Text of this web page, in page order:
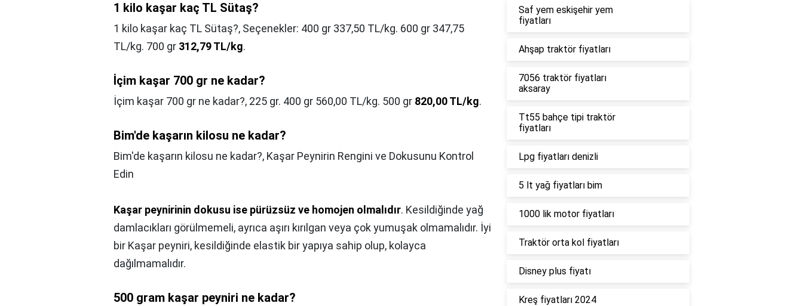
1 kilo kaşar kaç TL Sütaş?
1 kilo kaşar kaç TL Sütaş?, Seçenekler: 400 gr 337,50 TL/kg. 600 gr 347,75
TL/kg. 700 gr 312,79 TL/kg.
İçim kaşar 700 gr ne kadar?
İçim kaşar 700 gr ne kadar?, 225 gr. 400 gr 560,00 TL/kg. 500 gr 820,00 TL/kg.
Bim'de kaşarın kilosu ne kadar?
Bim'de kaşarın kilosu ne kadar?, Kaşar Peynirin Rengini ve Dokusunu Kontrol
Edin
Kaşar peynirinin dokusu ise pürüzsüz ve homojen olmalıdır. Kesildiğinde yağ
damlacıkları görülmemeli, ayrıca aşırı kırılgan veya çok yumuşak olmamalıdır. İyi
bir Kaşar peyniri, kesildiğinde elastik bir yapıya sahip olup, kolayca
dağılmamalıdır.
500 gram kaşar peyniri ne kadar?
Saf yem eskişehir yem
fiyatları
Ahşap traktör fiyatları
7056 traktör fiyatları
aksaray
Tt55 bahçe tipi traktör
fiyatları
Lpg fiyatları denizli
5 lt yağ fiyatları bim
1000 lik motor fiyatları
Traktör orta kol fiyatları
Disney plus fiyatı
Kreş fiyatları 2024